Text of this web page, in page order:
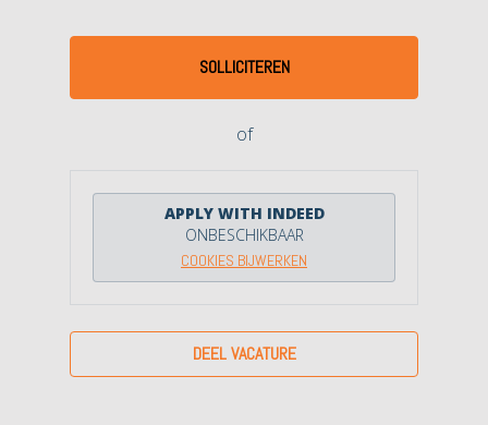
SOLLICITEREN
of
APPLY WITH INDEED
ONBESCHIKBAAR
COOKIES BIJWERKEN
DEEL VACATURE